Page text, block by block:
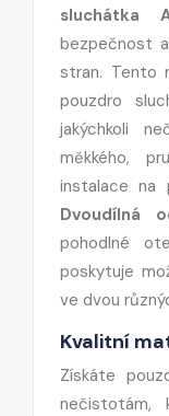
sluchátka
bezpečnost
stran. Tento
pouzdro
jakýchkoli
měkkého,
instalace na
Dvoudílná
pohodlné
poskytuje
ve dvou
Kvalitní
Získáte